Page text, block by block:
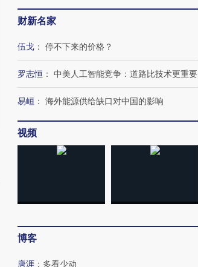
财新名家
伍戈 ： 停不下来的价格？
罗志恒 ： 中美人工智能竞争：道路比技术更重要
易峘 ： 海外能源供给缺口对中国的影响
视频
博客
唐涯 ： 多看少动